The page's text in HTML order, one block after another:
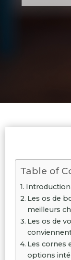
Table of
Introduction
Les os de
meilleurs
Les os de
Les cornes
options